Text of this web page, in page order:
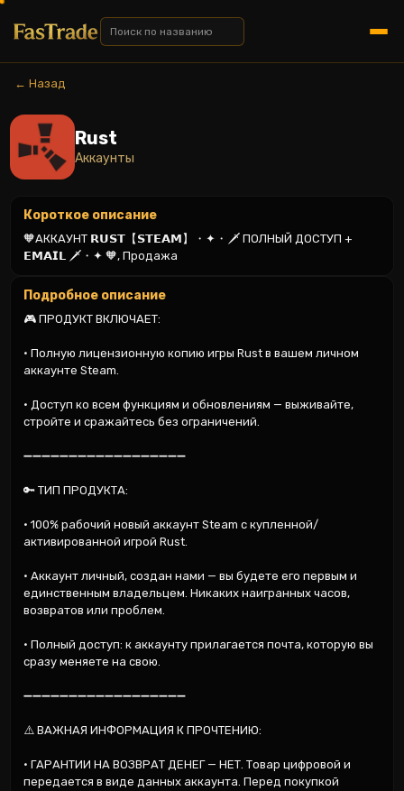
← Назад
Rust
Аккаунты
Короткое описание
🧡АККАУНТ 𝗥𝗨𝗦𝗧【𝗦𝗧𝗘𝗔𝗠】・✦・🗡️ ПОЛНЫЙ ДОСТУП +
𝗘𝗠𝗔𝗜𝗟 🗡️・✦ 🧡, Продажа
Подробное описание
🎮 ПРОДУКТ ВКЛЮЧАЕТ:
• Полную лицензионную копию игры Rust в вашем личном
аккаунте Steam.
• Доступ ко всем функциям и обновлениям — выживайте,
стройте и сражайтесь без ограничений.
➖➖➖➖➖➖➖➖➖➖➖➖➖➖➖➖➖➖
🔑 ТИП ПРОДУКТА:
• 100% рабочий новый аккаунт Steam с купленной/
активированной игрой Rust.
• Аккаунт личный, создан нами — вы будете его первым и
единственным владельцем. Никаких наигранных часов,
возвратов или проблем.
• Полный доступ: к аккаунту прилагается почта, которую вы
сразу меняете на свою.
➖➖➖➖➖➖➖➖➖➖➖➖➖➖➖➖➖➖
⚠️ ВАЖНАЯ ИНФОРМАЦИЯ К ПРОЧТЕНИЮ:
• ГАРАНТИИ НА ВОЗВРАТ ДЕНЕГ — НЕТ. Товар цифровой и
передается в виде данных аккаунта. Перед покупкой